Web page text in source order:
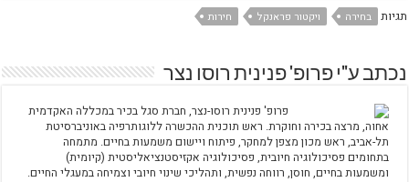
תגיות בחירה ויקטור פראנקל חירות
נכתב ע"י פרופ' פנינית רוסו נצר
פרופ' פנינית רוסו-נצר, חברת סגל בכיר במכללה האקדמית
אחוה, מרצה בכירה וחוקרת. ראש תוכנית ההכשרה ללוגותרפיה באוניברסיטת
תל-אביב, ראש מכון מצפן למחקר, פיתוח ויישום משמעות בחיים. מתמחה
בתחומים פסיכולוגיה חיובית, פסיכולוגיה אקזיסטנציאליסטית (קיומית)
ומשמעות בחיים, חוסן, רווחה נפשית, ותהליכי שינוי חיובי וצמיחה במעגלי החיים.